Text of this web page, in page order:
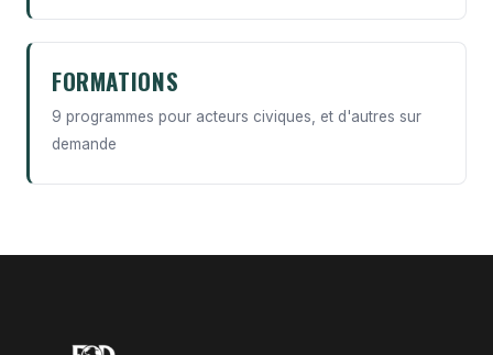
FORMATIONS
9 programmes pour acteurs civiques, et d'autres sur
demande